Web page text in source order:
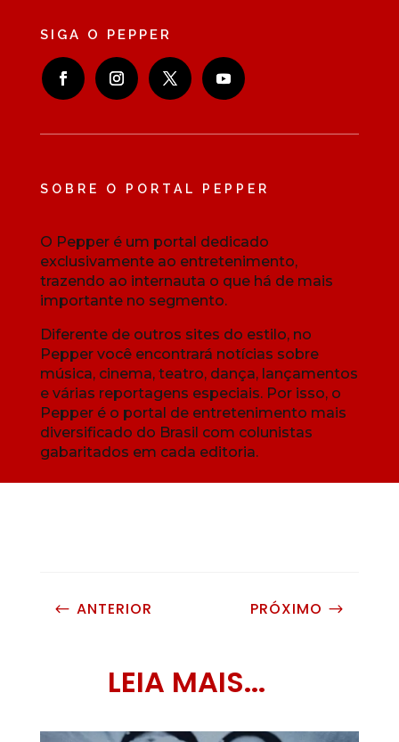
SIGA O PEPPER
SOBRE O PORTAL PEPPER
O Pepper é um portal dedicado
exclusivamente ao entretenimento,
trazendo ao internauta o que há de mais
importante no segmento.
Diferente de outros sites do estilo, no
Pepper você encontrará notícias sobre
música, cinema, teatro, dança, lançamentos
e várias reportagens especiais. Por isso, o
Pepper é o portal de entretenimento mais
diversificado do Brasil com colunistas
gabaritados em cada editoria.
# ANTERIOR PRÓXIMO $
LEIA MAIS...